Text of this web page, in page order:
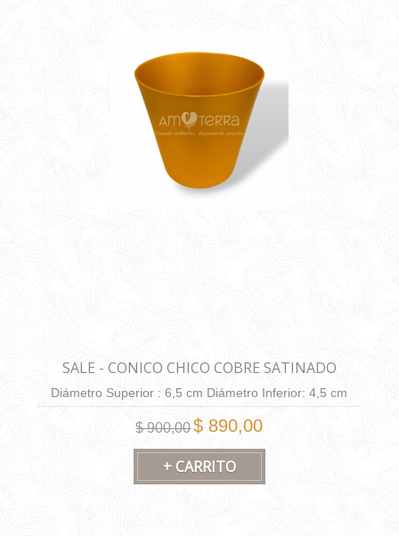
SALE - CONICO CHICO COBRE SATINADO
Diámetro Superior : 6,5 cm Diámetro Inferior: 4,5 cm
Altura: 6,5 cm Capacidad: 130 cm3.
$ 900,00$ 890,00